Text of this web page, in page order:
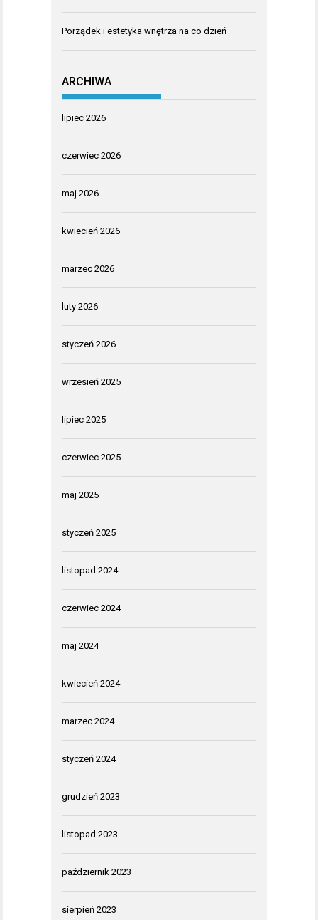
Porządek i estetyka wnętrza na co dzień
ARCHIWA
lipiec 2026
czerwiec 2026
maj 2026
kwiecień 2026
marzec 2026
luty 2026
styczeń 2026
wrzesień 2025
lipiec 2025
czerwiec 2025
maj 2025
styczeń 2025
listopad 2024
czerwiec 2024
maj 2024
kwiecień 2024
marzec 2024
styczeń 2024
grudzień 2023
listopad 2023
październik 2023
sierpień 2023